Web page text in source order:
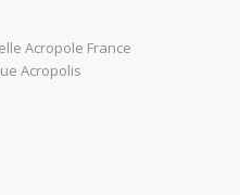
Acropole France
Acropolis